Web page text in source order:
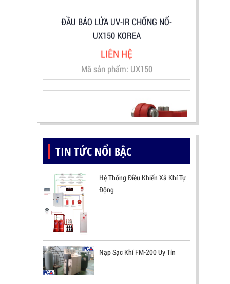
UX150 KOREA
LIÊN HỆ
Mã sản phẩm: UX150
ĐẦU BÁO LỬA CHỐNG NỔ CHỐNG
NƯỚC UV/IR- UX300 NHẬP KHẨU HÀN
QUỐC
TIN TỨC NỔI BẬC
Hệ Thống Điều Khiển Xả Khí Tự
Động
Nạp Sạc Khí FM-200 Uy Tín